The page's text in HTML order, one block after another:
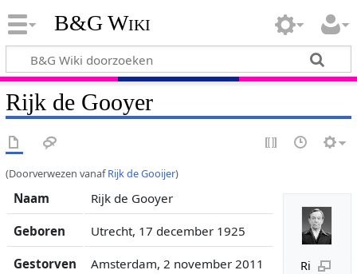
B&G Wiki
Rijk de Gooyer
(Doorverwezen vanafRijk de Gooijer)
Ri
Naam Rijk de Gooyer
Geboren Utrecht, 17 december 1925
Gestorven Amsterdam, 2 november 2011